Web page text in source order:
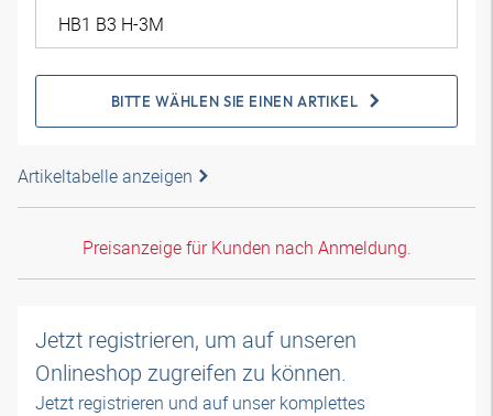
BITTE WÄHLEN SIE EINEN ARTIKEL
Artikeltabelle anzeigen
Preisanzeige für Kunden nach Anmeldung.
Jetzt registrieren, um auf unseren
Onlineshop zugreifen zu können.
Jetzt registrieren und auf unser komplettes